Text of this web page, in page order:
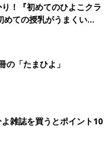
！『初めてのひよこクラ
めての授乳がうまくい
と夏のトラブル 解決テ
の「たまひよ」
雑誌を買うとポイント10